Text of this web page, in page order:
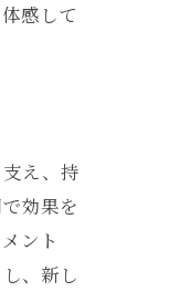
感して
え、持
効果を
ント
、新し